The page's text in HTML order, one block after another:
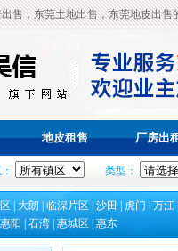
售，东莞土地出售，东莞地皮出售
地皮租售 厂房出
类型：
大朗 临深片区 沙田 虎门 万江
惠阳 石湾 惠城区 惠东